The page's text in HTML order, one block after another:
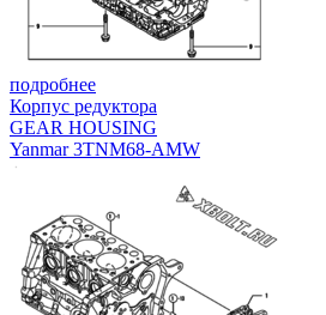
подробнее
Корпус редуктора
GEAR HOUSING
Yanmar 3TNM68-AMW